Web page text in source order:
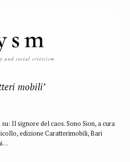
mobili’
Il signore del caos. Sono Sion, a cura
edizione Caratterimobili, Bari